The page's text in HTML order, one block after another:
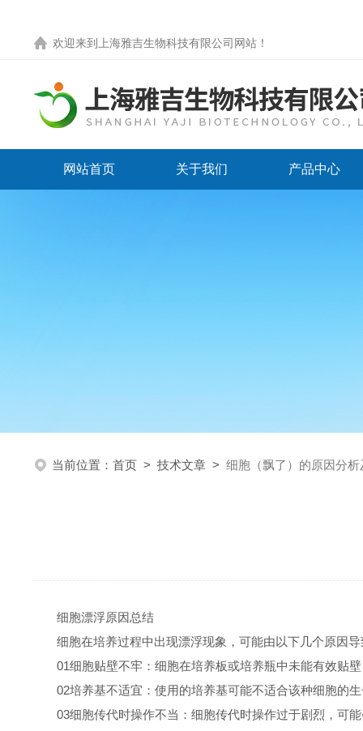
欢迎来到 上海雅吉生物科技有限公司网站 ！
网站首页 关于我们 产品中心
当前位置： 首页 > 技术文章 > 细胞（飘了）的原因分
细胞漂浮原因总结
细胞在培养过程中出现漂浮现象，可能由以下几个原因
01细胞贴壁不牢：细胞在培养板或培养瓶中未能有效贴
02培养基不适宜：使用的培养基可能不适合该种细胞的
03细胞传代时操作不当：细胞传代时操作过于剧烈，可